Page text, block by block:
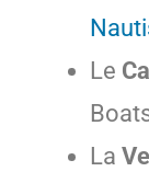
Le
La